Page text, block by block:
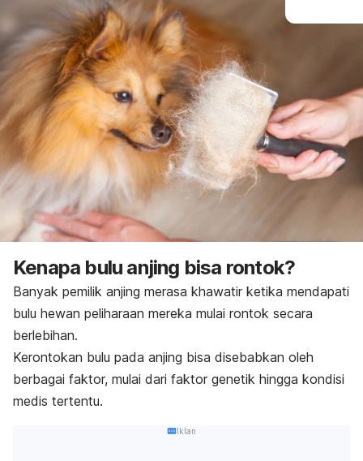
Kenapa bulu anjing bisa rontok?
Banyak pemilik anjing merasa khawatir ketika mendapati
bulu hewan peliharaan mereka mulai rontok secara
berlebihan.
Kerontokan bulu pada anjing bisa disebabkan oleh
berbagai faktor, mulai dari faktor genetik hingga kondisi
medis tertentu.
Iklan